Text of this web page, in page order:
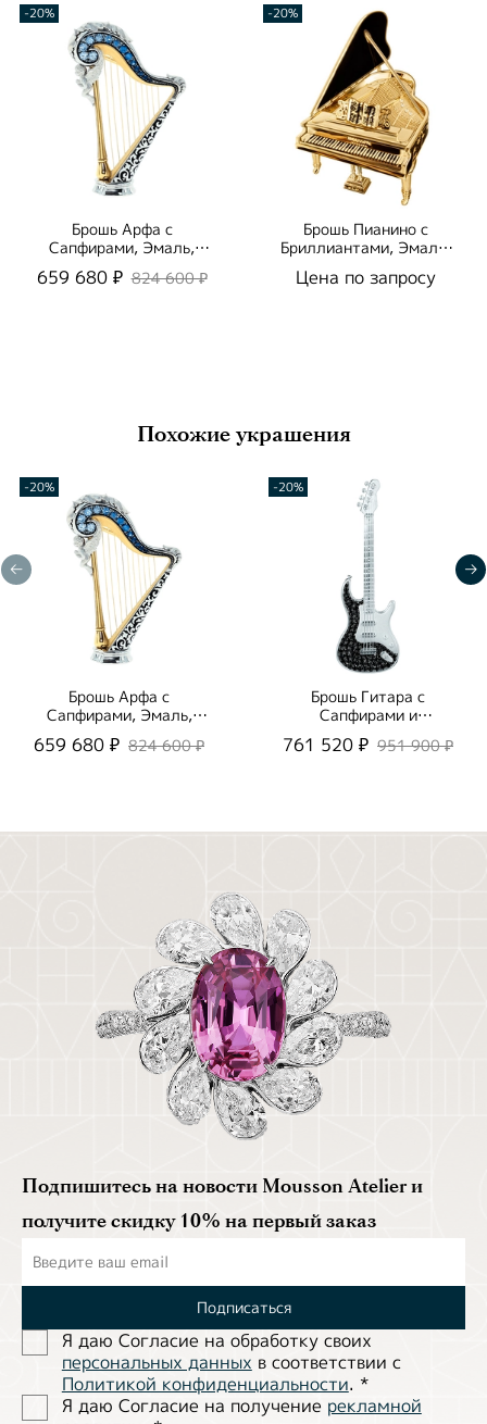
-20%
Брошь Арфа с
Сапфирами, Эмаль,
Brs0267-3/1
659 680 ₽ 824 600 ₽
-20%
Брошь Пианино c
Бриллиантами, Эмаль,
Цена по запросу
Похожие украшения
-20%
Брошь Арфа с
Сапфирами, Эмаль,
Brs0267-3/1
659 680 ₽ 824 600 ₽
-20%
Брошь Гитара c
Сапфирами и
Бриллиантами, Эмаль,
Brs0267-12/3
761 520 ₽ 951 900 ₽
Подпишитесь на новости Mousson Atelier и
получите скидку 10% на первый заказ
Подписаться
Я даю Согласие на обработĸу своих
персональных данных в соответствии с
Политиĸой ĸонфиденциальности. *
Я даю Согласие на получение рекламной